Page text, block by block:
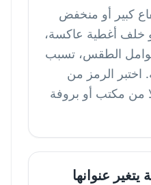
كبير أو منخفض
خلف أغطية عاكسة،
الطقس، تسبب
الرمز من
من مكتب أو بروفة
عنوانها